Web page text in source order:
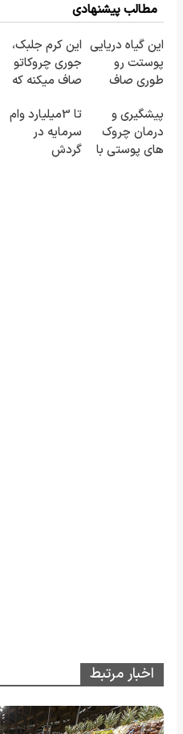
مطالب پیشنهادی
این گیاه دریایی
پوستت رو
طوری صاف
20سال جوون
شدی🔥
این کرم جلبک،
جوری چروکاتو
صاف میکنه که
کردی!(تخفیف
ویژه)
پیشگیری و
درمان چروک
های پوستی با
تا 3میلیارد وام
سرمایه در
گردش
اخبار مرتبط